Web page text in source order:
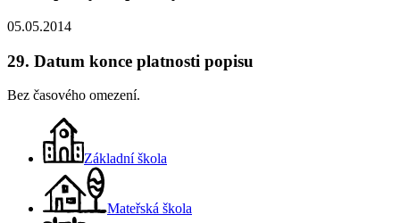
05.05.2014
29. Datum konce platnosti popisu
Bez časového omezení.
Základní škola
Mateřská škola